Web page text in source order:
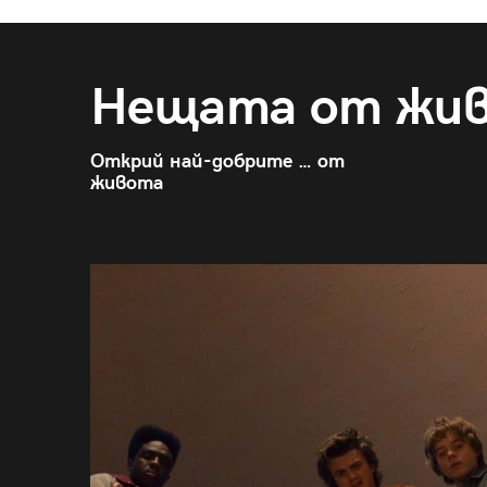
Нещата от
Открий най-добрите … от
живота